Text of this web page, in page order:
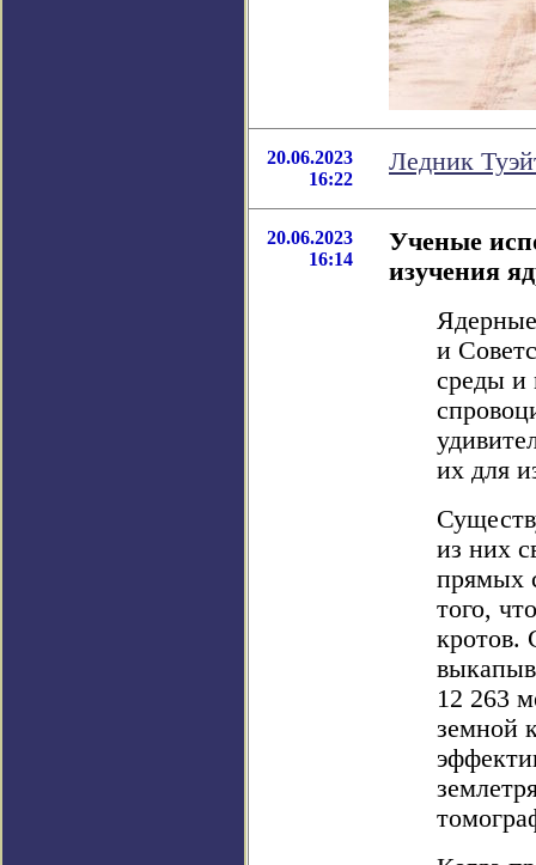
20.06.2023
16:22
Ледник
20.06.2023
16:14
Ученые
изучения
и
среды и
их для
из них
прямых
того,
кротов.
12 263
земной